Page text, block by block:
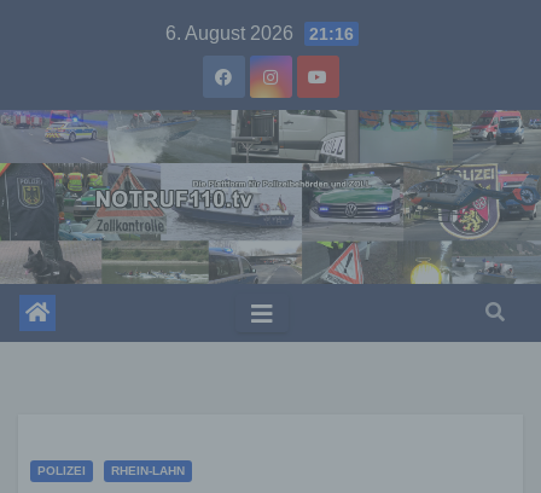
6. August 2026 21:16
POLIZEI RHEIN-LAHN